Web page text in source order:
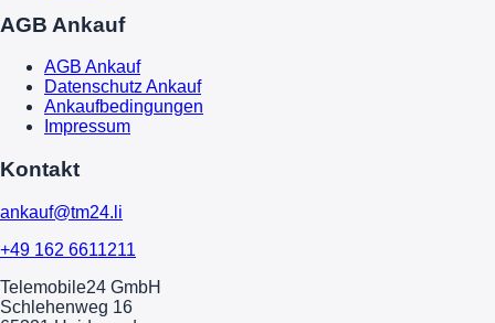
AGB Ankauf
AGB Ankauf
Datenschutz Ankauf
Ankaufbedingungen
Impressum
Kontakt
ankauf@tm24.li
+49 162 6611211
Telemobile24 GmbH
Schlehenweg 16